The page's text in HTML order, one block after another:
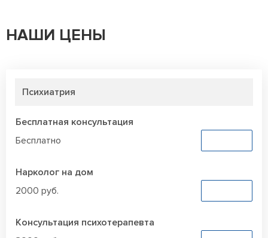
НАШИ ЦЕНЫ
Психиатрия
Бесплатная консультация
Бесплатно
Нарколог на дом
2000 руб.
Консультация психотерапевта